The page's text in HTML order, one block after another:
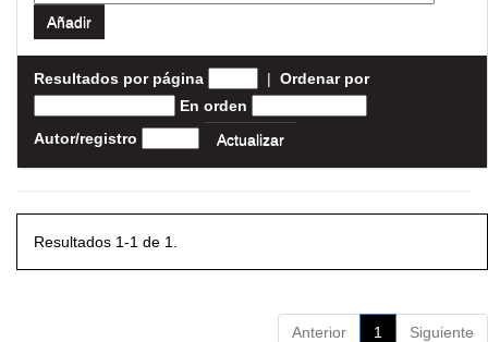
Resultados por página | Ordenar por
En orden
Autor/registro
Resultados 1-1 de 1.
Anterior 1 Siguiente